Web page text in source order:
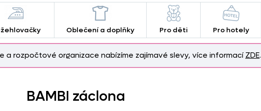
Oblečení a doplňky Pro děti Pro hotely
a rozpočtové organizace nabízíme zajímavé slevy, více informacíZDE.
BAMBI záclona